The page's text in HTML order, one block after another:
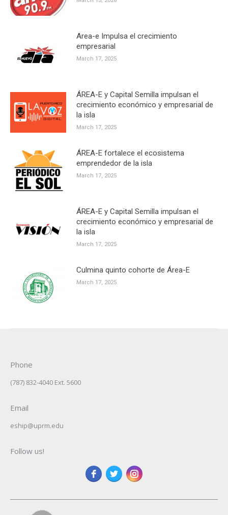
Area-e Impulsa el crecimiento
empresarial
March 17, 2025
ÁREA-E y Capital Semilla impulsan el
crecimiento económico y empresarial de
la isla
March 17, 2025
ÁREA-E fortalece el ecosistema
emprendedor de la isla
March 17, 2025
ÁREA-E y Capital Semilla impulsan el
crecimiento económico y empresarial de
la isla
March 17, 2025
Culmina quinto cohorte de Área-E
March 17, 2025
Phone
(787) 832-4040 Ext. 5600
Email
eship@uprm.edu
Follow us!